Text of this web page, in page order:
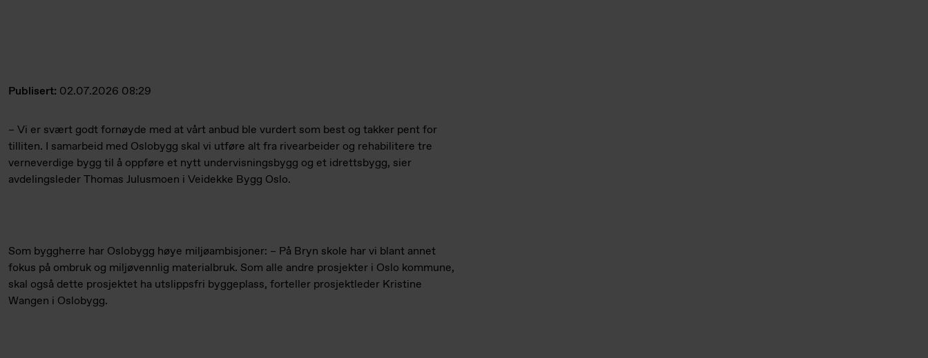
Publisert: 02.07.2026 08:29
– Vi er svært godt fornøyde med at vårt anbud ble vurdert som best og takker pent for
tilliten. I samarbeid med Oslobygg skal vi utføre alt fra rivearbeider og rehabilitere tre
verneverdige bygg til å oppføre et nytt undervisningsbygg og et idrettsbygg, sier
avdelingsleder Thomas Julusmoen i Veidekke Bygg Oslo.
Som byggherre har Oslobygg høye miljøambisjoner: – På Bryn skole har vi blant annet
fokus på ombruk og miljøvennlig materialbruk. Som alle andre prosjekter i Oslo kommune,
skal også dette prosjektet ha utslippsfri byggeplass, forteller prosjektleder Kristine
Wangen i Oslobygg.